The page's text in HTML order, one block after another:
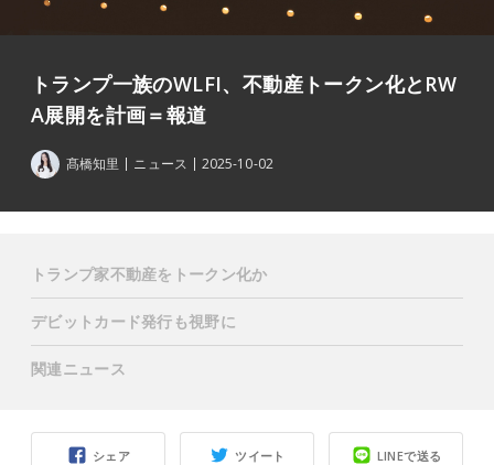
トランプ一族のWLFI、不動産トークン化とRW
A展開を計画＝報道
髙橋知里 ニュース 2025-10-02
シェア ツイート LINEで送る
トランプ家不動産をトークン化か
デビットカード発行も視野に
関連ニュース